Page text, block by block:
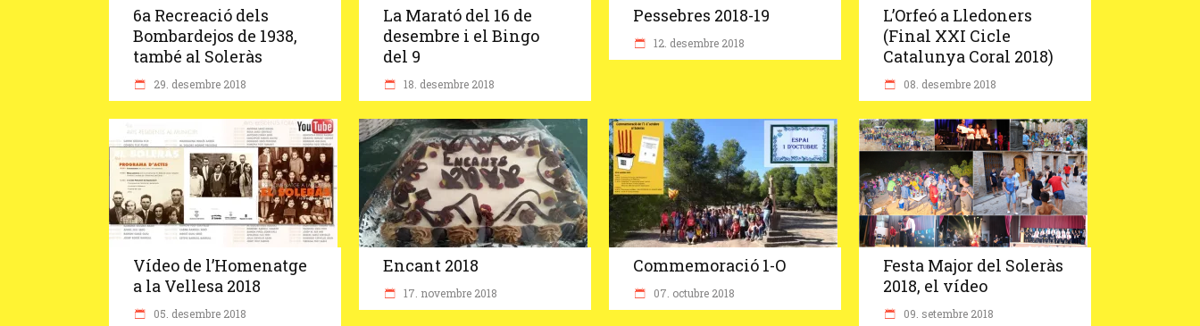
6a Recreació dels
Bombardejos de 1938,
també al Soleràs
29. desembre 2018
La Marató del 16 de
desembre i el Bingo
del 9
18. desembre 2018
Pessebres 2018-19
12. desembre 2018
L’Orfeó a Lledoners
(Final XXI Cicle
Catalunya Coral 2018)
08. desembre 2018
Vídeo de l’Homenatge
a la Vellesa 2018
05. desembre 2018
Encant 2018
17. novembre 2018
Commemoració 1-O
07. octubre 2018
Festa Major del Soleràs
2018, el vídeo
09. setembre 2018